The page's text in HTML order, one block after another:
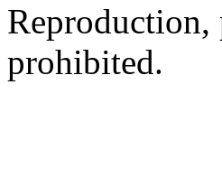
Reproduction,
prohibited.